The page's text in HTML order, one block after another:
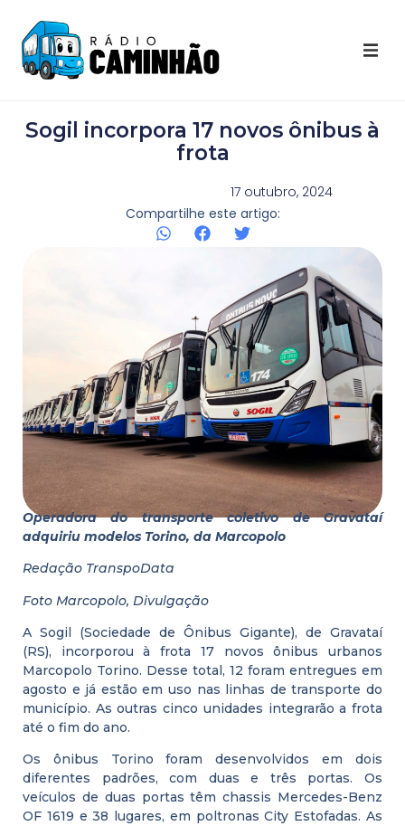
Destaques Youtube
Galeria de Fotos
Agenda
Contato
Sogil incorpora 17 novos ônibus à
frota
17 outubro, 2024
Compartilhe este artigo:
Operadora do transporte coletivo de Gravataí
adquiriu modelos Torino, da Marcopolo
Redação TranspoData
Foto Marcopolo, Divulgação
A Sogil (Sociedade de Ônibus Gigante), de Gravataí
(RS), incorporou à frota 17 novos ônibus urbanos
Marcopolo Torino. Desse total, 12 foram entregues em
agosto e já estão em uso nas linhas de transporte do
município. As outras cinco unidades integrarão a frota
até o fim do ano.
Os ônibus Torino foram desenvolvidos em dois
diferentes padrões, com duas e três portas. Os
veículos de duas portas têm chassis Mercedes-Benz
OF 1619 e 38 lugares, em poltronas City Estofadas. As